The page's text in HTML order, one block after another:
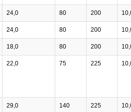
24,0 80 200
24,0 80 200
18,0 80 200
22,0 75 225
29,0 140 225